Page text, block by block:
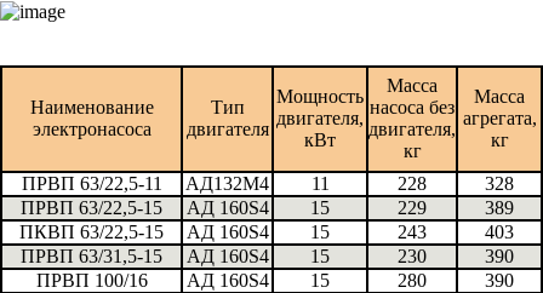
Наименование
электронасоса
Тип
двигателя
Мощность
двигателя,
кВт
Масса
насоса без
двигателя,
кг
Масса
агрегата,
кг
ПРВП 63/22,5-11 АД132М4 11 228
328
ПРВП 63/22,5-15
АД 160S4 15 229
389
ПКВП 63/22,5-15
АД 160S4 15 243
403
ПРВП 63/31,5-15
АД 160S4 15 230
390
ПРВП 100/16
АД 160S4 15 280 390